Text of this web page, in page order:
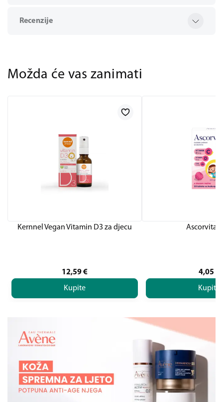
Recenzije
Možda će vas zanimati
Kernnel Vegan Vitamin D3 za djecu
12,59€
Kupite
Ascorvita
4,05
Kupite